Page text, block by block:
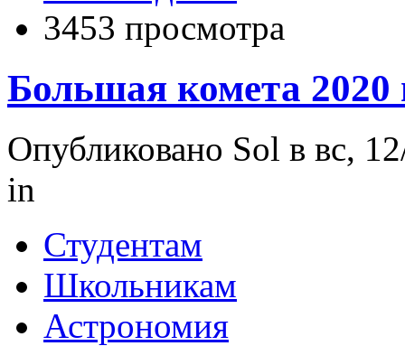
3453 просмотра
Большая комета 2020
Опубликовано Sol в вс,
in
Студентам
Школьникам
Астрономия